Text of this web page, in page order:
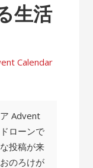
生活
Calendar
Advent
ローンで
投稿が来
のろけが